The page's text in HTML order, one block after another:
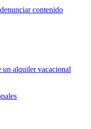
contenido
un alquiler vacacional